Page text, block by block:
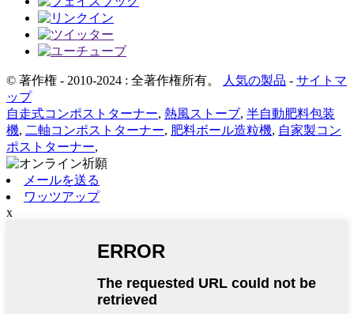
© 著作権 - 2010-2024 : 全著作権所有。 人気の製品 - サイトマ
ップ
自走式コンポストターナー, 熱風ストーブ, 半自動肥料包装
機, 二軸コンポストターナー, 肥料ボール造粒機, 自家製コン
ポストターナー,
メールを送る
ワッツアップ
x